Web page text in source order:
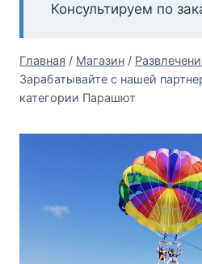
Консультируем по
Главная / Магазин /
Зарабатывайте с нашей
категории Парашют